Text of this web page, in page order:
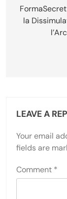
la
LEAVE A
Your email
fields are
Comment *